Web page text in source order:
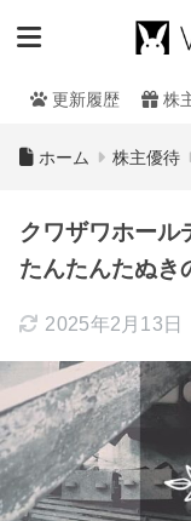
更新履歴 株
ホーム 株主優待
クワザワホール
たんたんたぬき
2025年2月13日